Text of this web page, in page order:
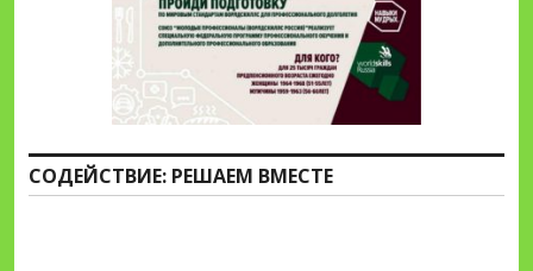
СОДЕЙСТВИЕ: РЕШАЕМ ВМЕСТЕ